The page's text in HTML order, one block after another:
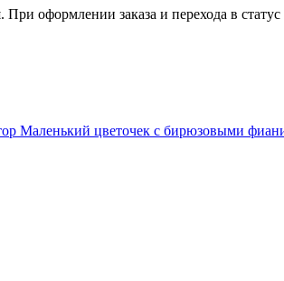
оформлении заказа и перехода в
Маленький цветочек с бирюзовыми